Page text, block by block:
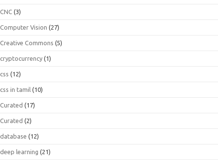
CNC (3)
Computer Vision (27)
Creative Commons (5)
cryptocurrency (1)
css (12)
css in tamil (10)
Curated (17)
Curated (2)
database (12)
deep learning (21)